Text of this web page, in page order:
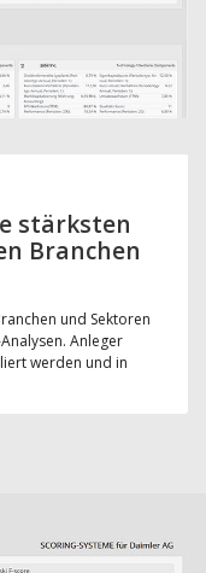
stärksten
Branchen
und Sektoren
Anleger
werden und in